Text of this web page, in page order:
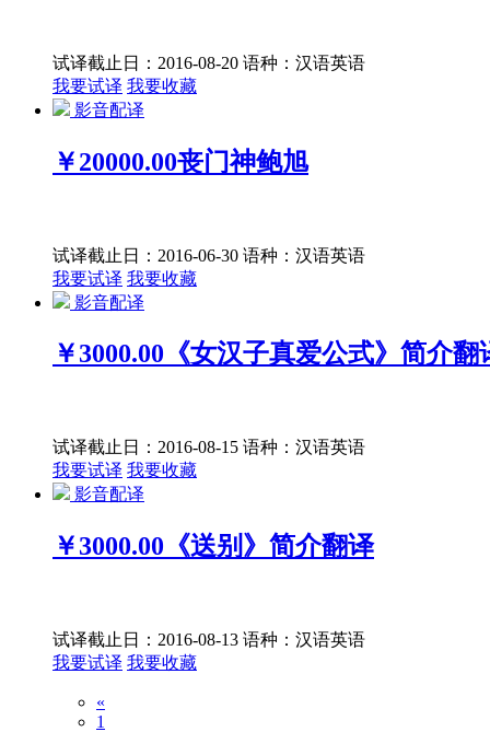
试译截止日：2016-08-20 语种：汉语英语
我要试译 我要收藏
影音配译
￥20000.00丧门神鲍旭
试译截止日：2016-06-30 语种：汉语英语
我要试译 我要收藏
影音配译
￥3000.00 《女汉子真爱公式》简介翻
试译截止日：2016-08-15 语种：汉语英语
我要试译 我要收藏
影音配译
￥3000.00 《送别》简介翻译
试译截止日：2016-08-13 语种：汉语英语
我要试译 我要收藏
«
1